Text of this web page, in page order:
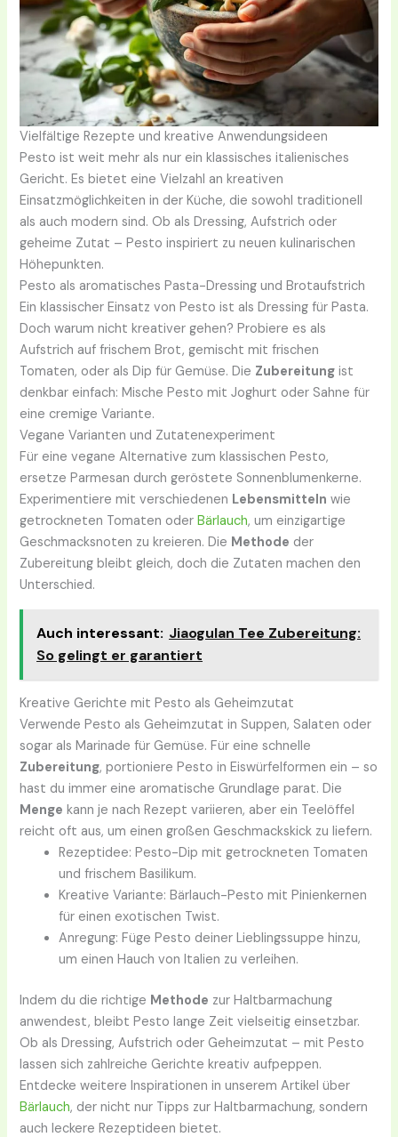
Vielfältige Rezepte und kreative Anwendungsideen
Pesto ist weit mehr als nur ein klassisches italienisches
Gericht. Es bietet eine Vielzahl an kreativen
Einsatzmöglichkeiten in der Küche, die sowohl traditionell
als auch modern sind. Ob als Dressing, Aufstrich oder
geheime Zutat – Pesto inspiriert zu neuen kulinarischen
Höhepunkten.
Pesto als aromatisches Pasta-Dressing und Brotaufstrich
Ein klassischer Einsatz von Pesto ist als Dressing für Pasta.
Doch warum nicht kreativer gehen? Probiere es als
Aufstrich auf frischem Brot, gemischt mit frischen
Tomaten, oder als Dip für Gemüse. Die Zubereitung ist
denkbar einfach: Mische Pesto mit Joghurt oder Sahne für
eine cremige Variante.
Vegane Varianten und Zutatenexperiment
Für eine vegane Alternative zum klassischen Pesto,
ersetze Parmesan durch geröstete Sonnenblumenkerne.
Experimentiere mit verschiedenen Lebensmitteln wie
getrockneten Tomaten oderBärlauch, um einzigartige
Geschmacksnoten zu kreieren. Die Methode der
Zubereitung bleibt gleich, doch die Zutaten machen den
Unterschied.
Auch interessant: Jiaogulan Tee Zubereitung:
So gelingt er garantiert
Kreative Gerichte mit Pesto als Geheimzutat
Verwende Pesto als Geheimzutat in Suppen, Salaten oder
sogar als Marinade für Gemüse. Für eine schnelle
Zubereitung, portioniere Pesto in Eiswürfelformen ein – so
hast du immer eine aromatische Grundlage parat. Die
Menge kann je nach Rezept variieren, aber ein Teelöffel
reicht oft aus, um einen großen Geschmackskick zu liefern.
Rezeptidee: Pesto-Dip mit getrockneten Tomaten
und frischem Basilikum.
Kreative Variante: Bärlauch-Pesto mit Pinienkernen
für einen exotischen Twist.
Anregung: Füge Pesto deiner Lieblingssuppe hinzu,
um einen Hauch von Italien zu verleihen.
Indem du die richtige Methode zur Haltbarmachung
anwendest, bleibt Pesto lange Zeit vielseitig einsetzbar.
Ob als Dressing, Aufstrich oder Geheimzutat – mit Pesto
lassen sich zahlreiche Gerichte kreativ aufpeppen.
Entdecke weitere Inspirationen in unserem Artikel über
Bärlauch, der nicht nur Tipps zur Haltbarmachung, sondern
auch leckere Rezeptideen bietet.